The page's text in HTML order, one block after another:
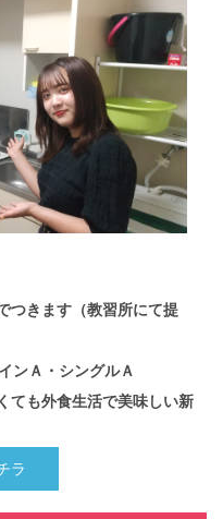
つきます（教習所にて提
ンＡ・シングルＡ
ても外食生活で美味しい新
ラ